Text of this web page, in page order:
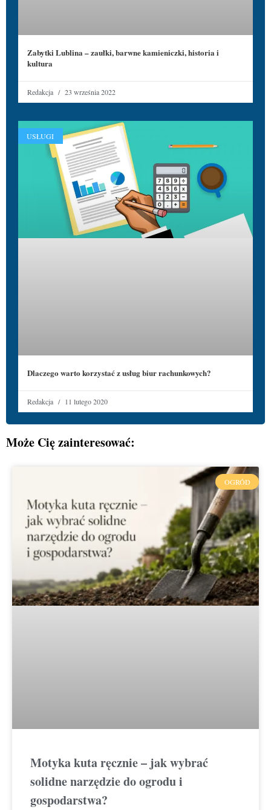
Zabytki Lublina – zaułki, barwne kamieniczki, historia i
kultura
Redakcja 23 września 2022
USŁUGI
Dlaczego warto korzystać z usług biur rachunkowych?
Redakcja 11 lutego 2020
Może Cię zainteresować:
OGRÓD
Motyka kuta ręcznie – jak wybrać
solidne narzędzie do ogrodu i
gospodarstwa?